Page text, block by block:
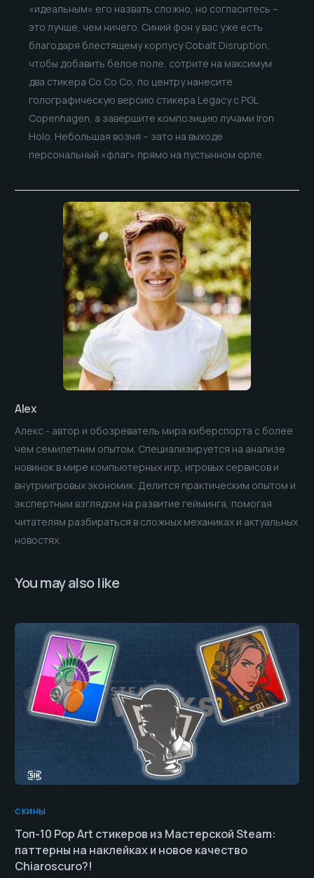
«идеальным» его назвать сложно, но согласитесь –
это лучше, чем ничего. Синий фон у вас уже есть
благодаря блестящему корпусу Cobalt Disruption;
чтобы добавить белое поле, сотрите на максимум
два стикера Co Co Co, по центру нанесите
голографическую версию стикера Legacy с PGL
Copenhagen, а завершите композицию лучами Iron
Holo. Небольшая возня – зато на выходе
персональный «флаг» прямо на пустынном орле.
Alex
Алекс - автор и обозреватель мира киберспорта с более
чем семилетним опытом. Специализируется на анализе
новинок в мире компьютерных игр, игровых сервисов и
внутриигровых экономик. Делится практическим опытом и
экспертным взглядом на развитие гейминга, помогая
читателям разбираться в сложных механиках и актуальных
новостях.
You may also like
СКИНЫ
Топ-10 Pop Art стикеров из Мастерской Steam:
паттерны на наклейках и новое качество
Chiaroscuro?!